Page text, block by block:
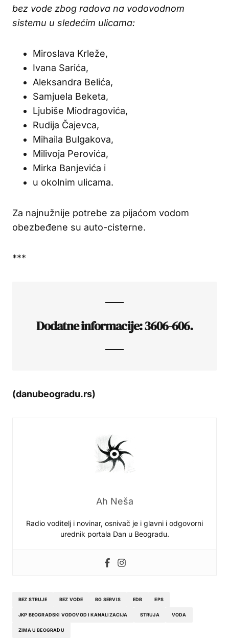
bez vode zbog radova na vodovodnom
sistemu u sledećim ulicama:
Miroslava Krleže,
Ivana Sarića,
Aleksandra Belića,
Samjuela Beketa,
Ljubiše Miodragovića,
Rudija Čajevca,
Mihaila Bulgakova,
Milivoja Perovića,
Mirka Banjevića i
u okolnim ulicama.
Za najnužnije potrebe za pijaćom vodom
obezbeđene su auto-cisterne.
***
Dodatne informacije: 3606-606.
(danubeogradu.rs)
Ah Neša
Radio voditelj i novinar, osnivač je i glavni i odgovorni
urednik portala Dan u Beogradu.
BEZ STRUJE BEZ VODE BG SERVIS EDB EPS
JKP BEOGRADSKI VODOVOD I KANALIZACIJA STRUJA VODA
ZIMA U BEOGRADU